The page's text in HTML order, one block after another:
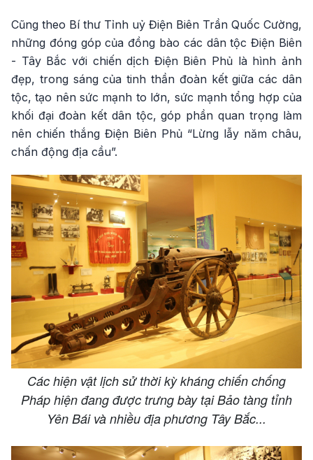
Cũng theo Bí thư Tỉnh uỷ Điện Biên Trần Quốc Cường,
những đóng góp của đồng bào các dân tộc Điện Biên
- Tây Bắc với chiến dịch Điện Biên Phủ là hình ảnh
đẹp, trong sáng của tinh thần đoàn kết giữa các dân
tộc, tạo nên sức mạnh to lớn, sức mạnh tổng hợp của
khối đại đoàn kết dân tộc, góp phần quan trọng làm
nên chiến thắng Điện Biên Phủ “Lừng lẫy năm châu,
chấn động địa cầu”.
Các hiện vật lịch sử thời kỳ kháng chiến chống
Pháp hiện đang được trưng bày tại Bảo tàng tỉnh
Yên Bái và nhiều địa phương Tây Bắc...